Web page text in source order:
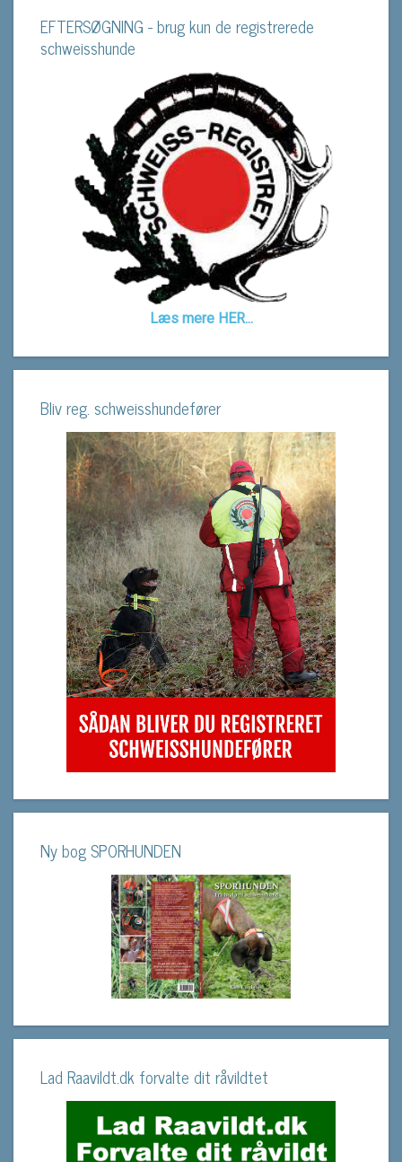
EFTERSØGNING - brug kun de registrerede
schweisshunde
Læs mere HER...
Bliv reg. schweisshundefører
Ny bog SPORHUNDEN
Lad Raavildt.dk forvalte dit råvildtet